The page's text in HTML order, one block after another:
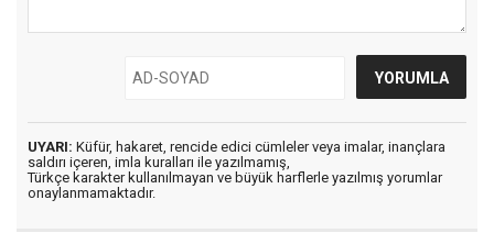
UYARI: Küfür, hakaret, rencide edici cümleler veya imalar, inançlara
saldırı içeren, imla kuralları ile yazılmamış,
Türkçe karakter kullanılmayan ve büyük harflerle yazılmış yorumlar
onaylanmamaktadır.